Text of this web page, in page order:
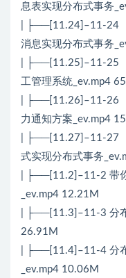
息表实现分布式事务
| ├──[11.24]–11-24
消息实现分布式事务
| ├──[11.25]–11-25
工管理系统_ev.mp4
| ├──[11.26]–11-26
力通知方案_ev.mp4
| ├──[11.27]–11-27
式实现分布式事务
| ├──[11.2]–11-2 带
_ev.mp4 12.21M
| ├──[11.3]–11-3 分
26.91M
| ├──[11.4]–11-4 分
_ev.mp4 10.06M